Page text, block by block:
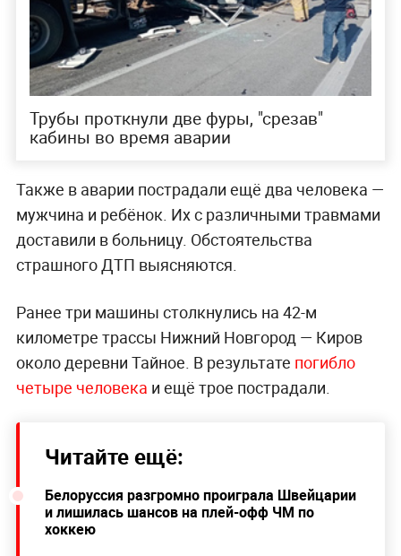
Трубы проткнули две фуры, "срезав"
кабины во время аварии
Также в аварии пострадали ещё два человека —
мужчина и ребёнок. Их с различными травмами
доставили в больницу. Обстоятельства
страшного ДТП выясняются.
Ранее три машины столкнулись на 42-м
километре трассы Нижний Новгород — Киров
около деревни Тайное. В результате погибло
четыре человека и ещё трое пострадали.
Читайте ещё:
Белоруссия разгромно проиграла Швейцарии
и лишилась шансов на плей-офф ЧМ по
хоккею